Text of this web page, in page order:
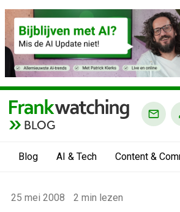
BLOG
Blog AI & Tech Content &
25 mei 2008 2 min lezen